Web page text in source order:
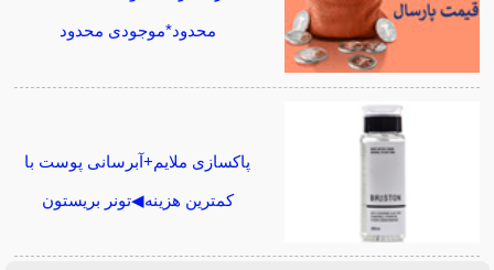
محدود*موجودی محدود
پاکسازی ملایم+آبرسانی پوست با
کمترین هزینه◀تونر بریستون